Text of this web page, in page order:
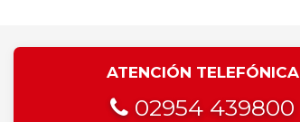
ATENCIÓN TELEFÓNICA
02954 439800